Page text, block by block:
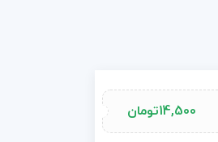
14,500تومان